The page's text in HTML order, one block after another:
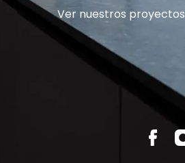
Ver nuestros proyectos